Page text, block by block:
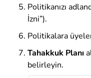
Politikanızı
İzni”).
Politikalara
Tahakkuk Planı
belirleyin.